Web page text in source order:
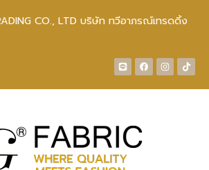
CO., LTD บริษัท ทวีอาภรณ์เทรดดิ้ง